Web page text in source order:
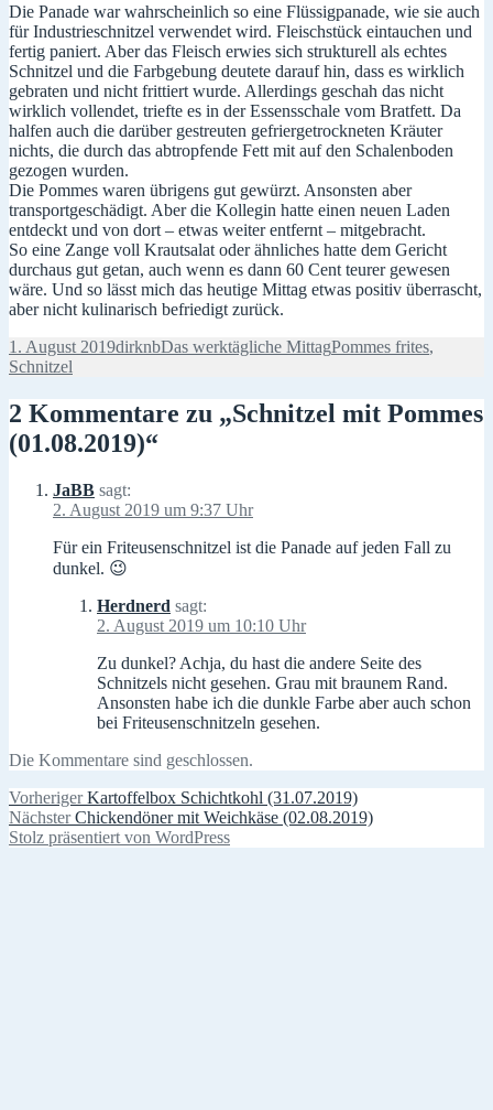
Die Panade war wahrscheinlich so eine Flüssigpanade, wie sie auch
für Industrieschnitzel verwendet wird. Fleischstück eintauchen und
fertig paniert. Aber das Fleisch erwies sich strukturell als echtes
Schnitzel und die Farbgebung deutete darauf hin, dass es wirklich
gebraten und nicht frittiert wurde. Allerdings geschah das nicht
wirklich vollendet, triefte es in der Essensschale vom Bratfett. Da
halfen auch die darüber gestreuten gefriergetrockneten Kräuter
nichts, die durch das abtropfende Fett mit auf den Schalenboden
gezogen wurden.
Die Pommes waren übrigens gut gewürzt. Ansonsten aber
transportgeschädigt. Aber die Kollegin hatte einen neuen Laden
entdeckt und von dort – etwas weiter entfernt – mitgebracht.
So eine Zange voll Krautsalat oder ähnliches hatte dem Gericht
durchaus gut getan, auch wenn es dann 60 Cent teurer gewesen
wäre. Und so lässt mich das heutige Mittag etwas positiv überrascht,
aber nicht kulinarisch befriedigt zurück.
Veröffentlicht
am
1. August 2019Autor
dirknbKategorien
Das werktägliche MittagSchlagwörter
Pommes frites,
Schnitzel
2 Kommentare zu „Schnitzel mit Pommes
(01.08.2019)“
JaBB sagt:
2. August 2019 um 9:37 Uhr
Für ein Friteusenschnitzel ist die Panade auf jeden Fall zu
dunkel. 😉
Herdnerd sagt:
2. August 2019 um 10:10 Uhr
Zu dunkel? Achja, du hast die andere Seite des
Schnitzels nicht gesehen. Grau mit braunem Rand.
Ansonsten habe ich die dunkle Farbe aber auch schon
bei Friteusenschnitzeln gesehen.
Die Kommentare sind geschlossen.
Beitragsnavigation
Vorheriger Vorheriger
Beitrag:
Kartoffelbox Schichtkohl (31.07.2019)
Nächster Nächster
Beitrag:
Chickendöner mit Weichkäse (02.08.2019)
Stolz präsentiert von WordPress